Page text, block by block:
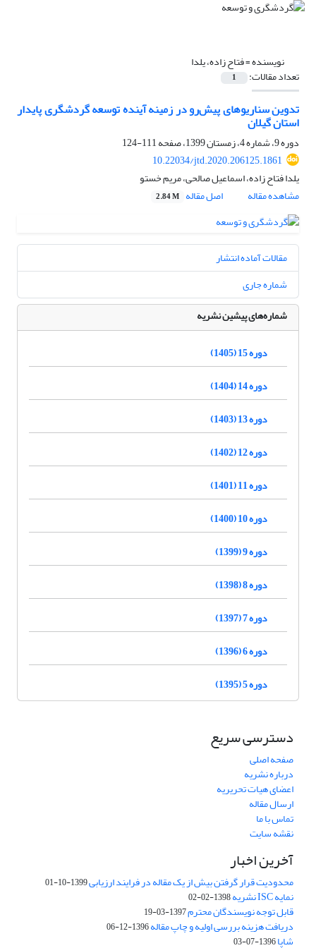
نویسنده =فتاح زاده، یلدا
تعداد مقالات: 1
تدوین سناریوهای پیش‌رو در زمینه آینده توسعه گردشگری پایدار
استان گیلان
دوره 9، شماره 4، زمستان 1399، صفحه
111-124
10.22034/jtd.2020.206125.1861
یلدا فتاح زاده، اسماعیل صالحی، مریم خستو
مشاهده مقاله
اصل مقاله 2.84 M
مقالات آماده انتشار
شماره جاری
شماره‌های پیشین نشریه
دوره 15 (1405)
دوره 14 (1404)
دوره 13 (1403)
دوره 12 (1402)
دوره 11 (1401)
دوره 10 (1400)
دوره 9 (1399)
دوره 8 (1398)
دوره 7 (1397)
دوره 6 (1396)
دوره 5 (1395)
دسترسی سریع
صفحه اصلی
درباره نشریه
اعضای هیات تحریریه
ارسال مقاله
تماس با ما
نقشه سایت
آخرین اخبار
محدودیت قرار گرفتن بیش از یک مقاله در فرایند ارزیابی1399-10-01
نمایه ISC نشریه 1398-02-02
قابل توجه نویسندگان محترم1397-03-19
دریافت هزینه بررسی اولیه و چاپ مقاله1396-12-06
شاپا1396-07-03